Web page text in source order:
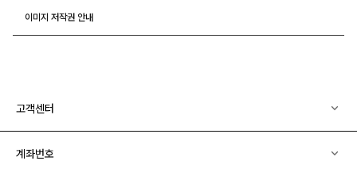
이미지 저작권 안내
고객센터
계좌번호